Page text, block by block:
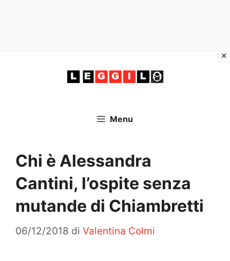
Menu
Chi è Alessandra
Cantini, l’ospite senza
mutande di Chiambretti
06/12/2018 di Valentina Colmi